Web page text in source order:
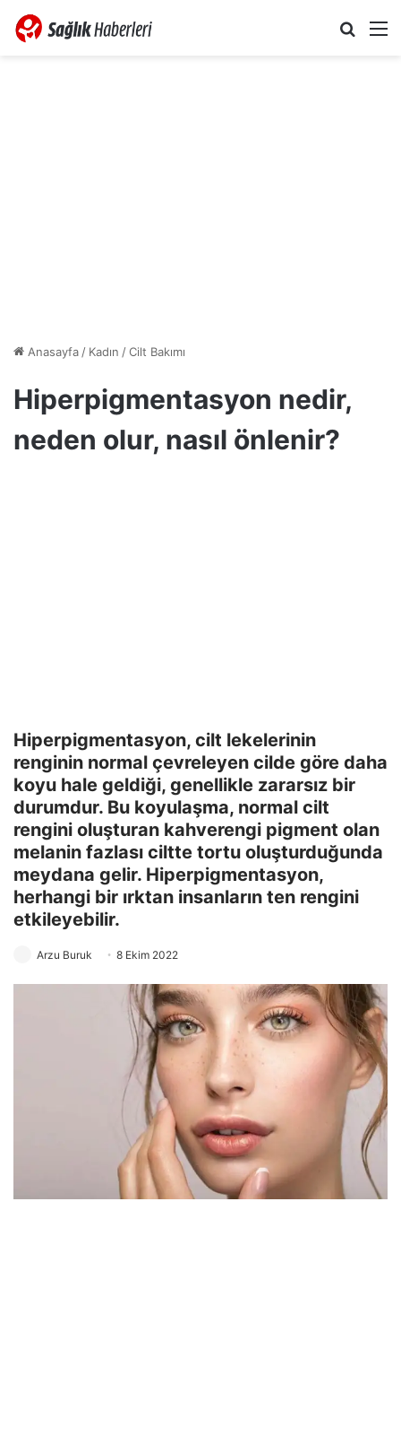
Anasayfa/ Kadın /Cilt Bakımı
Hiperpigmentasyon nedir,
neden olur, nasıl önlenir?
Hiperpigmentasyon, cilt lekelerinin
renginin normal çevreleyen cilde göre daha
koyu hale geldiği, genellikle zararsız bir
durumdur. Bu koyulaşma, normal cilt
rengini oluşturan kahverengi pigment olan
melanin fazlası ciltte tortu oluşturduğunda
meydana gelir. Hiperpigmentasyon,
herhangi bir ırktan insanların ten rengini
etkileyebilir.
Arzu Buruk 8 Ekim 2022